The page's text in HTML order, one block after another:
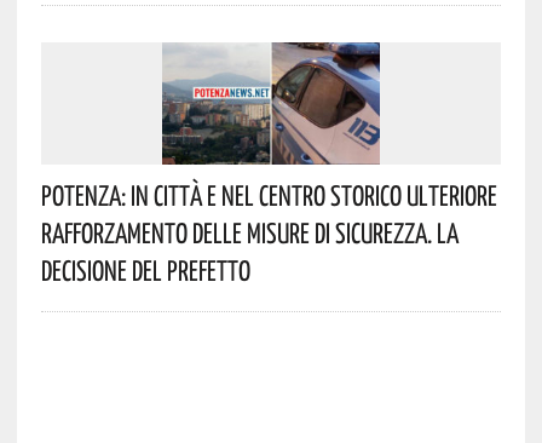
Potenza: In Città E Nel Centro Storico Ulteriore
Rafforzamento Delle Misure Di Sicurezza. La
Decisione Del Prefetto